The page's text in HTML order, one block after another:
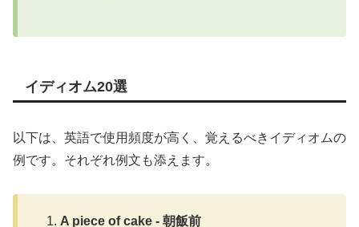
イディオム20選
以下は、英語で使用頻度が高く、覚えるべきイディオムの
例です。それぞれ例文も添えます。
A piece of cake - 朝飯前